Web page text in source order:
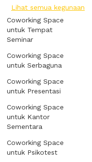
Lihat semua kegunaan
Coworking Space
untuk Tempat
Seminar
Coworking Space
untuk Serbaguna
Coworking Space
untuk Presentasi
Coworking Space
untuk Kantor
Sementara
Coworking Space
untuk Psikotest